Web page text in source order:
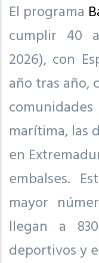
El programa
cumplir 40
2026), con
año tras año,
marítima, las
en
embalses.
mayor
llegan a
deportivos y